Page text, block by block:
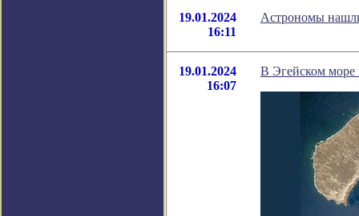
19.01.2024
16:11
Астрономы
19.01.2024
16:07
В Эгейском море